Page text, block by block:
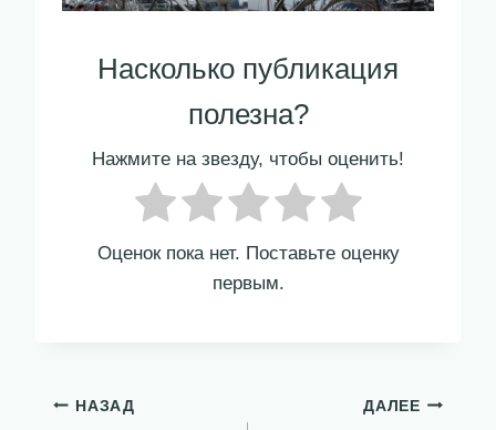
Насколько публикация
полезна?
Нажмите на звезду, чтобы оценить!
Оценок пока нет. Поставьте оценку
первым.
Навигация
НАЗАД ДАЛЕЕ